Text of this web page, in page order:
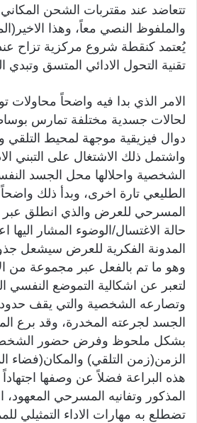
تتعاضد عند مقتربات الشحن
والملفوظ النصي معاً، وهذا
يُعتمد كنقطة شروع مركزية تزاح
تقنية التحول الادائي المتسق وتبدي
الامر الذي بدا فيه واضحاً
لحالات جسدية مختلفة تمارس بوساطة
دوال فيزيقية موجهة لمحيط التلقي
واشتمل ذلك الاشتغال على التبني
الشخصية واحلالها محل الجسد
الطليعي تارة اخرى، وبدأ ذلك
المسرحي للعرض والذي انطلق
حالة الاغتسال/الوضوء المشار اليها
المدونة الفكرية للعرض سيشعل
وهو ما تم بالفعل عبر مجموعة من
لتعبر عن اشكالية التموضع النفسي
وتصارعه الشخصية والتي يقف حدود
الجسد لجرعته المخدرة، وقد برع
بشكل ملحوظ وفرض حضور الشخصية
الزمن(زمن التلقي) والمكان(فضاء
هذه البراعة فضلاً عن وصفها
المذكور وتفانيه المسرحي المعهود،
تضطلع به مهارات الاداء التمثيلي